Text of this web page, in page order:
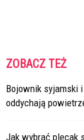
ZOBACZ TEŻ
Bojownik syjamski
oddychają
Jak wybrać plecak